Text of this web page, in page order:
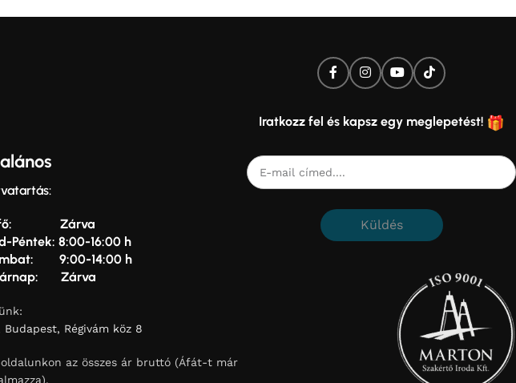
Zárva
Péntek: 8:00-16:00 h
9:00-14:00 h
Zárva
Budapest, Régivám köz 8
az összes ár bruttó (Áfát-t már
Iratkozz fel és kapsz egy meglepetést!
Küldés